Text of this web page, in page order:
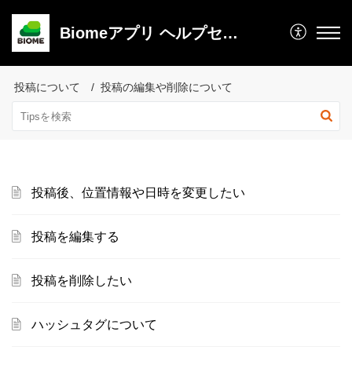
Biomeアプリ ヘルプセンター
投稿について 投稿の編集や削除について
投稿後、位置情報や日時を変更したい
投稿を編集する
投稿を削除したい
ハッシュタグについて